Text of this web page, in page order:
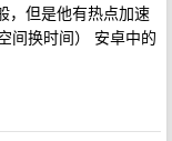
，但是他有热点加速
间换时间） 安卓中的